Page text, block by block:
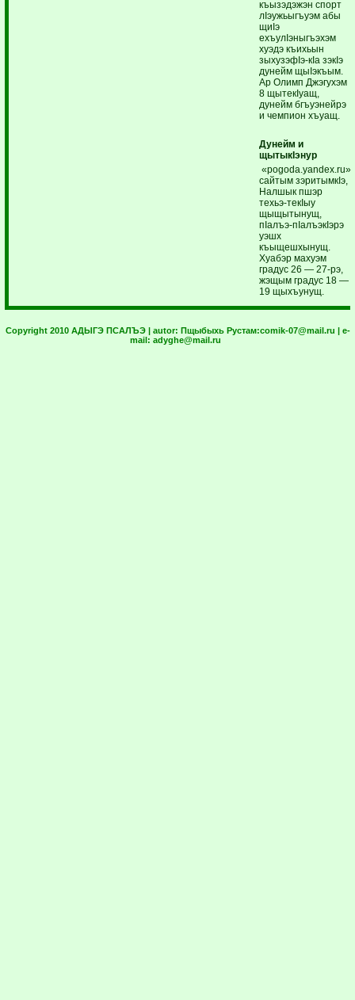
къызэдэжэн спорт
лIэужьыгъуэм абы
щиIэ
ехъулIэныгъэхэм
хуэдэ къихьын
зыхузэфIэ-кIа зэкIэ
дунейм щыIэкъым.
Ар Олимп Джэгухэм
8 щытекIуащ,
дунейм бгъуэнейрэ
и чемпион хъуащ.
Дунейм и
щытыкIэнур
«pogoda.yandex.ru»
сайтым зэритымкIэ,
Налшык пшэр
техьэ-текIыу
щыщытынущ,
пIалъэ-пIалъэкIэрэ
уэшх
къыщешхынущ.
Хуабэр махуэм
градус 26 — 27-рэ,
жэщым градус 18 —
19 щыхъунущ.
Copyright 2010 АДЫГЭ ПСАЛЪЭ | autor: Пщыбыхь Рустам:comik-07@mail.ru | e-
mail: adyghe@mail.ru